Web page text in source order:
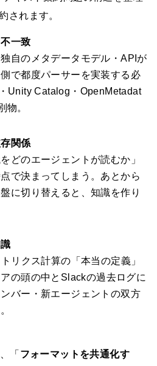
されます。
一致
自のメタデータモデル・APIが
で都度パーサーを実装する必
Unity Catalog・OpenMetadat
物。
関係
どのエージェントが読むか」
で決まってしまう。あとから
に切り替えると、知識を作り
リクス計算の「本当の定義」
の頭の中とSlackの過去ログに
バー・新エージェントの双方
「 フォーマットを共通化す